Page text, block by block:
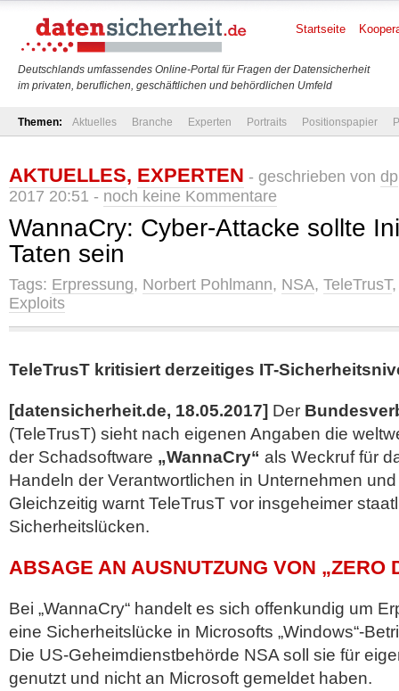
Deutschlands umfassendes Online-Portal für Fragen der Datensicherheit
im privaten, beruflichen, geschäftlichen und behördlichen Umfeld
Startseite
Themen: Aktuelles Branche Experten Portraits Positionspapier
AKTUELLES, EXPERTEN - geschrieben von dp
2017 20:51 - noch keine Kommentare
WannaCry: Cyber-Attacke sollte
Taten sein
Tags: Erpressung, Norbert Pohlmann, NSA, TeleTrusT
Exploits
TeleTrusT kritisiert derzeitiges IT-
[datensicherheit.de, 18.05.2017] Der
(TeleTrusT) sieht nach eigenen Angaben die
der Schadsoftware „WannaCry“ als Weckruf für
Handeln der Verantwortlichen in Unternehmen
Gleichzeitig warnt TeleTrusT vor insgeheimer
Sicherheitslücken.
ABSAGE AN AUSNUTZUNG VON „ZERO
Bei „WannaCry“ handelt es sich offenkundig um
eine Sicherheitslücke in Microsofts „Windows“-
Die US-Geheimdienstbehörde NSA soll sie für
genutzt und nicht an Microsoft gemeldet haben.